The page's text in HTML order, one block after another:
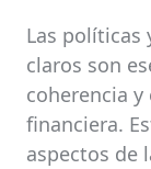
Las políticas
claros son
coherencia
financiera.
aspectos de